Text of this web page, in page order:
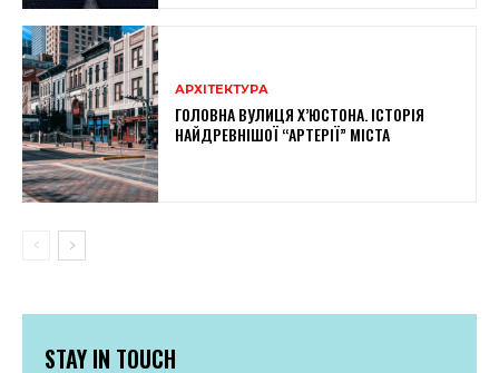
АРХІТЕКТУРА
ГОЛОВНА ВУЛИЦЯ Х’ЮСТОНА. ІСТОРІЯ
НАЙДРЕВНІШОЇ “АРТЕРІЇ” МІСТА
STAY IN TOUCH